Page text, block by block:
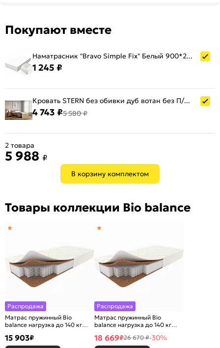
Покупают вместе
Наматрасник "Bravo Simple Fix" Белый 900*2000 (резинка по периметру)
1 245 ₽
Кровать STERN без обивки дуб вотан без П/М 900x2000, изголовье жесткое
4 743 ₽5 580 ₽
В корзину комплектом
2 товара
5 988 ₽
Товары коллекции Bio balance
Распродажа
Матрас пружинный Bio
balance нагрузка до 140 кг
15 903₽
Распродажа
Матрас пружинный Bio
balance нагрузка до 140 кг
18 669₽26 670 ₽-30%